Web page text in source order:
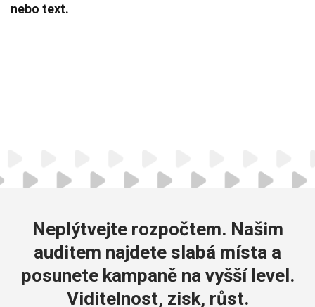
nebo text.
Neplýtvejte rozpočtem. Našim
auditem najdete slabá místa a
posunete kampaně na vyšší level.
Viditelnost, zisk, růst.